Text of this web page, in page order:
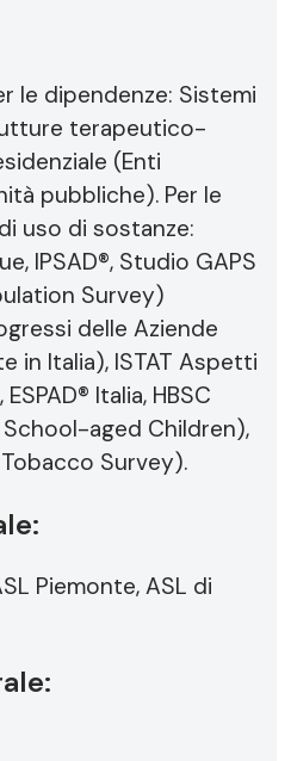
le dipendenze: Sistemi
terapeutico-
(Enti
pubbliche). Per le
uso di sostanze:
IPSAD®, Studio GAPS
Survey)
delle Aziende
in Italia), ISTAT Aspetti
Italia, HBSC
aged Children),
Survey).
Piemonte, ASL di